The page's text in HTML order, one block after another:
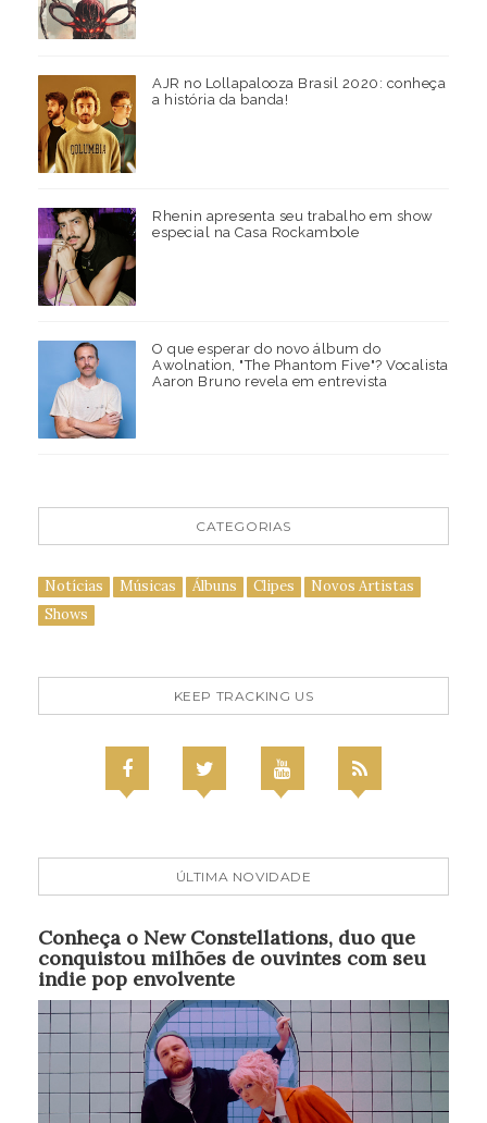
AJR no Lollapalooza Brasil 2020: conheça
a história da banda!
Rhenin apresenta seu trabalho em show
especial na Casa Rockambole
O que esperar do novo álbum do
Awolnation, "The Phantom Five"? Vocalista
Aaron Bruno revela em entrevista
CATEGORIAS
Notícias Músicas Álbuns Clipes
Novos Artistas
Shows
KEEP TRACKING US
ÚLTIMA NOVIDADE
Conheça o New Constellations, duo que
conquistou milhões de ouvintes com seu
indie pop envolvente